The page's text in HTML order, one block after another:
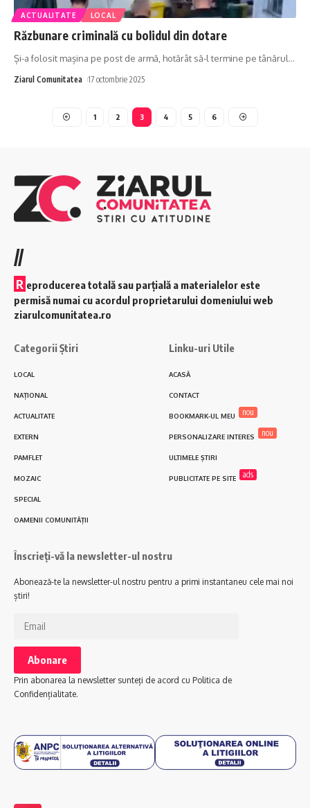
ACTUALITATE LOCAL
Răzbunare criminală cu bolidul din dotare
Și-a folosit mașina pe post de armă, hotărât să-l termine pe tânărul…
Ziarul Comunitatea 17 octombrie 2025
1 2 3 4 5 6
//
R eproducerea totală sau parțială a materialelor este
permisă numai cu acordul proprietarului domeniului web
ziarulcomunitatea.ro
Categorii Știri
LOCAL
NAȚIONAL
ACTUALITATE
EXTERN
PAMFLET
MOZAIC
SPECIAL
OAMENII COMUNITĂȚII
Linku-uri Utile
ACASĂ
CONTACT
BOOKMARK-UL MEU nou
PERSONALIZARE INTERES nou
ULTIMELE ȘTIRI
PUBLICITATE PE SITE ads
Înscrieți-vă la newsletter-ul nostru
Abonează-te la newsletter-ul nostru pentru a primi instantaneu cele mai noi
știri!
Prin abonarea la newsletter sunteți de acord cu Politica de
Confidențialitate.